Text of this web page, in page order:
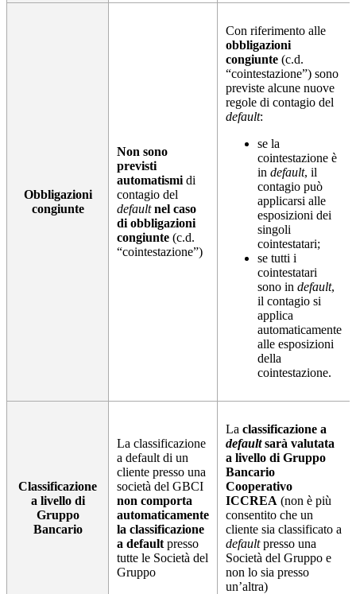
Obbligazioni
congiunte
Non sono
previsti
automatismi di
contagio del
default nel caso
di obbligazioni
congiunte (c.d.
“cointestazione”)
Con riferimento alle
obbligazioni
congiunte (c.d.
“cointestazione”) sono
previste alcune nuove
regole di contagio del
default:
se la
cointestazione è
in default, il
contagio può
applicarsi alle
esposizioni dei
singoli
cointestatari;
se tutti i
cointestatari
sono in default,
il contagio si
applica
automaticamente
alle esposizioni
della
cointestazione.
Classificazione
a livello di
Gruppo
Bancario
La classificazione
a default di un
cliente presso una
società del GBCI
non comporta
automaticamente
la classificazione
a default presso
tutte le Società del
Gruppo
La classificazione a
defaultsarà valutata
a livello di Gruppo
Bancario
Cooperativo
ICCREA (non è più
consentito che un
cliente sia classificato a
defaultpresso una
Società del Gruppo e
non lo sia presso
un’altra)